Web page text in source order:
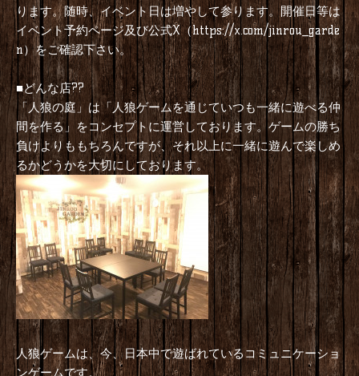
ります。随時、イベント日は増やして参ります。開催日等は
イベント予約ページ及び公式X（https://x.com/jinrou_garde
n）をご確認下さい。
■どんな店??
「人狼の庭」は「人狼ゲームを通じていつも一緒に遊べる仲
間を作る」をコンセプトに運営しております。ゲームの勝ち
負けよりももちろんですが、それ以上に一緒に遊んで楽しめ
るかどうかを大切にしております。
人狼ゲームは、今、日本中で遊ばれているコミュニケーショ
ンゲームです。